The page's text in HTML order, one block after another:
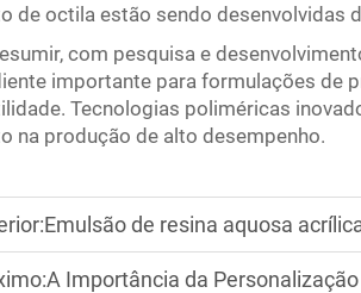
de octila estão sendo desenvolvidas
com pesquisa e
importante para formulações de
Tecnologias poliméricas
na produção de alto desempenho.
Emulsão de resina aquosa
A Importância da